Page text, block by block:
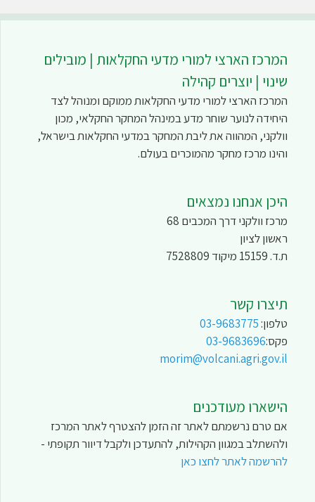
המרכז הארצי למורי מדעי החקלאות | מובילים
שינוי | יוצרים קהילה
המרכז הארצי למורי מדעי החקלאות ממוקם ומנוהל לצד
היחידה לנוער שוחר מדע במינהל המחקר החקלאי, מכון
וולקני, המהווה את ליבת המחקר במדעי החקלאות בישראל,
והינו מרכז מחקר מהמוכרים בעולם.
היכן אנחנו נמצאים
מרכז וולקני דרך המכבים 68
ראשון לציון
ת.ד. 15159 מיקוד 7528809
תיצרו קשר
טלפון:03-9683775
פקס:03-9683696
morim@volcani.agri.gov.il
הישארו מעודכנים
אם טרם נרשמתם לאתר זה הזמן להצטרף לאתר המרכז
ולהשתלב במגוון הקהילות, להתעדכן ולקבל דיוור תקופתי -
להרשמה לאתר לחצו כאן